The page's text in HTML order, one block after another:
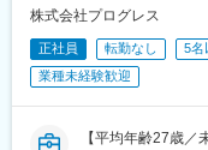
株式会社プログレス
正社員 転勤なし 5名
業種未経験歓迎
【平均年齢27歳